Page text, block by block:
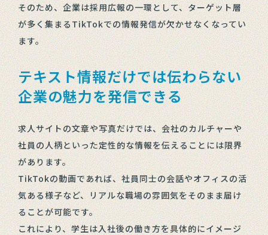
そのため、企業は採用広報の一環として、ターゲット層
が多く集まるTikTokでの情報発信が欠かせなくなってい
ます。
テキスト情報だけでは伝わらない
企業の魅力を発信できる
求人サイトの文章や写真だけでは、会社のカルチャーや
社員の人柄といった定性的な情報を伝えることには限界
があります。
TikTokの動画であれば、社員同士の会話やオフィスの活
気ある様子など、リアルな職場の雰囲気をそのまま届け
ることが可能です。
これにより、学生は入社後の働き方を具体的にイメージ